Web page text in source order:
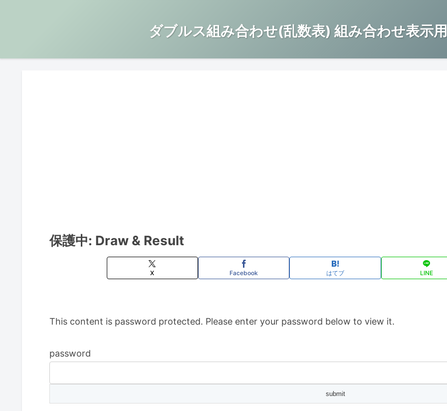
ダブルス組み合わせ(乱数表) 組み合わせ表示
保護中: Draw & Result
X Facebook はてブ LINE
This content is password protected. Please enter your password below to view it.
password